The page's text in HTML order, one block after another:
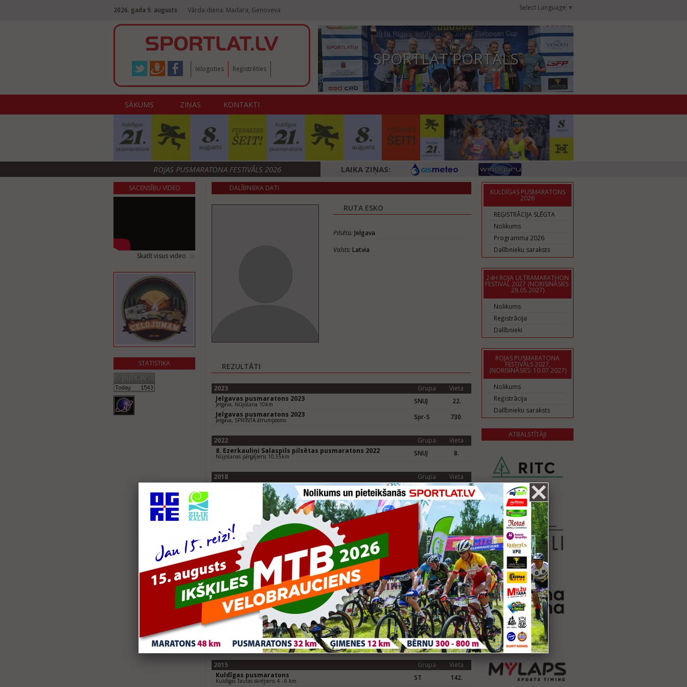
2026. gada 9. augusts Vārda diena: Madara, Genoveva Select Language ▼
Ielogoties Reģistrēties SPORTLAT PORTĀLS
SĀKUMS ZIŅAS KONTAKTI
ROJAS PUSMARATONA FESTIVĀLS 2026 LAIKA ZIŅAS:
SACENSĪBU VIDEO
Skatīt visus video
STATISTIKA
DALĪBNIEKA DATI
RUTA ESKO
Pilsēta:Jelgava
Valsts:Latvia
REZULTĀTI
2023 Grupa
Vieta
Jelgavas pusmaratons 2023
Jelgava, Nūjošana 10km SNUJ
22.
Jelgavas pusmaratons 2023
Jelgava, SPRINTA ātrumposms Spr-S 730.
2022 Grupa
Vieta
8. Ezerkauliņi Salaspils pilsētas pusmaratons 2022
Nūjošanas pārgājiens 10,55km SNUJ 8.
2018 Grupa
Vieta
Jelgavas Nakts pusmaratons
Jelgava, Nūjošanas distance SNUJ
28.
Rozentāla skriešanas svētki 2018
SNUJ 8.
Grupa
Vieta
Jelgavas nakts pusmaratons
Jelgava, Nūjošanas distance SNUJ
22.
Krosa skrējiens "Olaines apļi 2017"
5 km nūjošana SN
6.
Daugavpils pusmaratons
Daugavpils, Nūjošanas distance SNUJ 50.
2016 Grupa
Vieta
Sportlat Valmieras maratons (LČ maratona skrējienā)
Valmiera, nūjošana 7,5 km SNUJ
57.
Kuldīgas pusmaratons (LČ pusmaratonā)
SNUJ
15.
Sportland Jelgavas nakts pusmaratons
Jelgava, nūjošana 5 km SNUJ 31.
2015 Grupa
Vieta
Kuldīgas pusmaratons
Kuldīgas Tautas skrējiens 4 - 6 km ST
142.
KULDĪGAS PUSMARATONS
2026
REĢISTRĀCIJA SLĒGTA
Nolikums
Programma 2026
Dalībnieku saraksts
24H ROJA ULTRAMARATHON
FESTIVAL 2027 (NORISINĀSIES:
28.05.2027)
Nolikums
Reģistrācija
Dalībnieki
ROJAS PUSMARATONA
FESTIVĀLS 2027,
(NORISINĀSIES: 10.07.2027)
Nolikums
Reģistrācija
Dalībnieku saraksts
ATBALSTĪTĀJI